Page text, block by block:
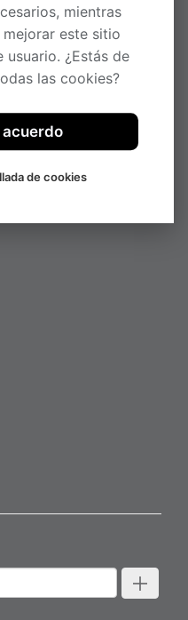
mientras
este sitio
¿Estás de
las cookies?
acuerdo
de cookies